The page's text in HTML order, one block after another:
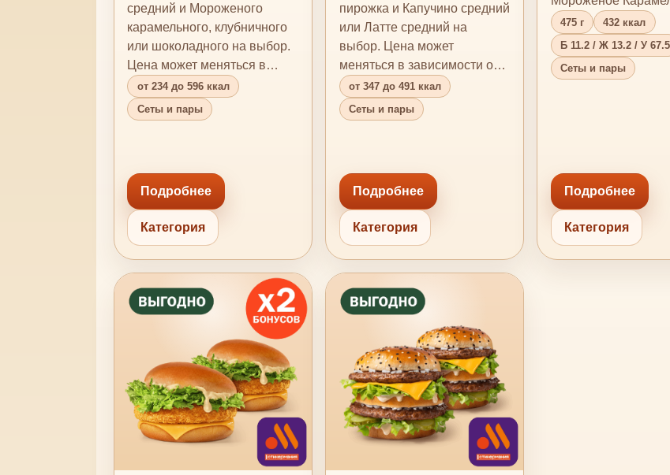
средний и Мороженого
карамельного, клубничного
или шоколадного на выбор.
Цена может меняться в
зависимости от предп…
от 234 до 596 ккал
Сеты и пары
Подробнее
Категория
пирожка и Капучино средний
или Латте средний на
выбор. Цена может
меняться в зависимости от
предприятия.
от 347 до 491 ккал
Сеты и пары
Подробнее
Категория
475 г
432 ккал
Б 11.2 / Ж 13.2 / У 67.5
Сеты и пары
Подробнее
Категория